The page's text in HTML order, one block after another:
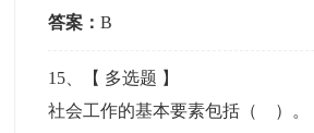
答案：B
15 、【 多选题 】
社会工作的基本要素包括（ ）。